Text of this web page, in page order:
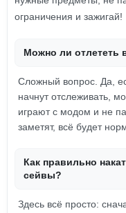
ограничения и зажигай!
Можно ли отлететь
Сложный вопрос. Да,
начнут отслеживать,
играют с модом и не
заметят, всё будет
Как правильно
сейвы?
Здесь всё просто: